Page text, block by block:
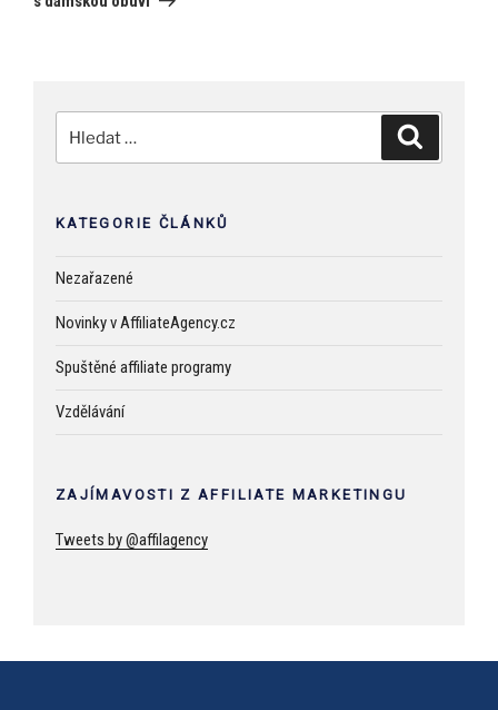
KATEGORIE ČLÁNKŮ
Nezařazené
Novinky v AffiliateAgency.cz
Spuštěné affiliate programy
Vzdělávání
ZAJÍMAVOSTI Z AFFILIATE MARKETINGU
Tweets by @affilagency